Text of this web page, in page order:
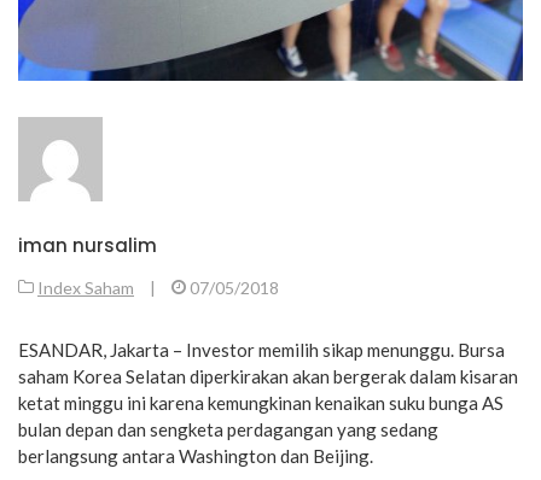
iman nursalim
Index Saham | 07/05/2018
ESANDAR, Jakarta – Investor memilih sikap menunggu. Bursa
saham Korea Selatan diperkirakan akan bergerak dalam kisaran
ketat minggu ini karena kemungkinan kenaikan suku bunga AS
bulan depan dan sengketa perdagangan yang sedang
berlangsung antara Washington dan Beijing.